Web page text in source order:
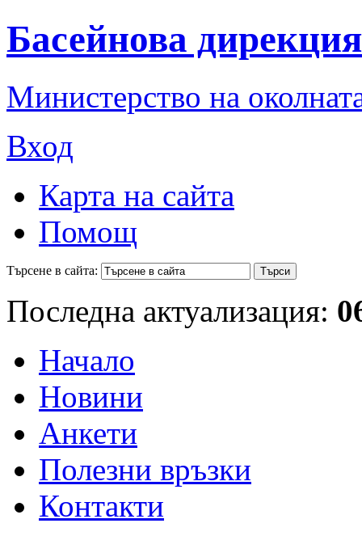
Басейнова
Министерство на
Вход
Карта на сайта
Помощ
Търсене в сайта:
Последна актуализация:
Начало
Новини
Анкети
Полезни връзки
Контакти